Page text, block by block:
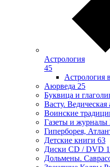
Астрология
45
Астрология
Аюрведа 25
Буквица и
Васту. Ведическая
Воинские
Газеты и журналы
Гиперборея,
Детские книги 63
Диски CD / DVD
Дольмены.